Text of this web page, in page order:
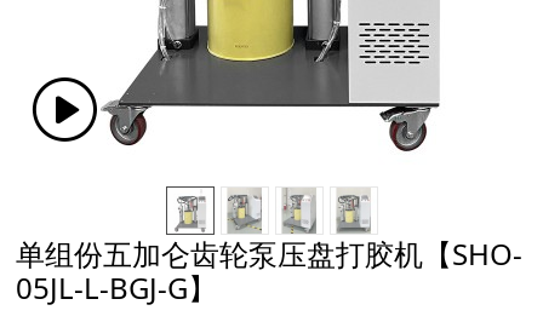
单组份五加仑齿轮泵压盘打胶机【SHO-
05JL-L-BGJ-G】